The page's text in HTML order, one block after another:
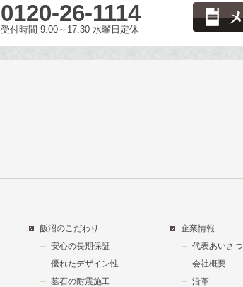
0120-26-1114
受付時間 9:00～17:30 水曜日定休
飯沼のこだわり
安心の長期保証
優れたデザイン性
墓石の耐震施工
企業情報
代表あいさつ
会社概要
沿革